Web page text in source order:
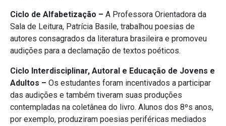
Ciclo de Alfabetização – A Professora Orientadora da
Sala de Leitura, Patrícia Basile, trabalhou poesias de
autores consagrados da literatura brasileira e promoveu
audições para a declamação de textos poéticos.
Ciclo Interdisciplinar, Autoral e Educação de Jovens e
Adultos – Os estudantes foram incentivados a participar
das audições e também tiveram suas produções
contempladas na coletânea do livro. Alunos dos 8ºs anos,
por exemplo, produziram poesias periféricas mediados